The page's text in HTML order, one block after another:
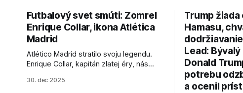
Futbalový svet smúti: Zomrel
Enrique Collar, ikona Atlética
Madrid
Atlético Madrid stratilo svoju legendu.
Enrique Collar, kapitán zlatej éry, nás
jeho úspechy a odkaz.
30. dec 2025
Trump
Hamasu,
Lead:
Donald
potrebu
a ocenil